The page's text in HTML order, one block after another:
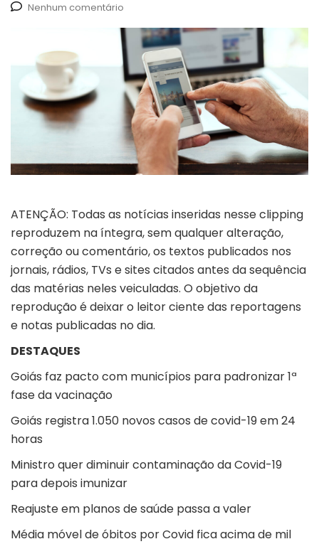
Nenhum comentário
ATENÇÃO: Todas as notícias inseridas nesse clipping
reproduzem na íntegra, sem qualquer alteração,
correção ou comentário, os textos publicados nos
jornais, rádios, TVs e sites citados antes da sequência
das matérias neles veiculadas. O objetivo da
reprodução é deixar o leitor ciente das reportagens
e notas publicadas no dia.
DESTAQUES
Goiás faz pacto com municípios para padronizar 1ª
fase da vacinação
Goiás registra 1.050 novos casos de covid-19 em 24
horas
Ministro quer diminuir contaminação da Covid-19
para depois imunizar
Reajuste em planos de saúde passa a valer
Média móvel de óbitos por Covid fica acima de mil